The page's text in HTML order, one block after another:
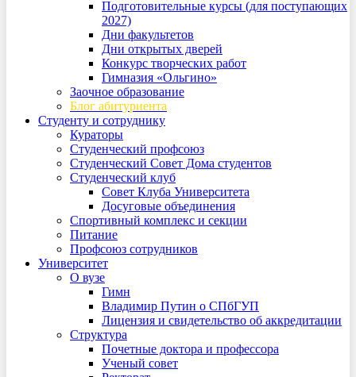
Подготовительные курсы (для поступающих
2027)
Дни факультетов
Дни открытых дверей
Конкурс творческих работ
Гимназия «Ольгино»
Заочное образование
Блог абитуриента
Студенту и сотруднику
Кураторы
Студенческий профсоюз
Студенческий Совет Дома студентов
Студенческий клуб
Совет Клуба Университета
Досуговые объединения
Спортивный комплекс и секции
Питание
Профсоюз сотрудников
Университет
О вузе
Гимн
Владимир Путин о СПбГУП
Лицензия и свидетельство об аккредитации
Структура
Почетные доктора и профессора
Ученый совет